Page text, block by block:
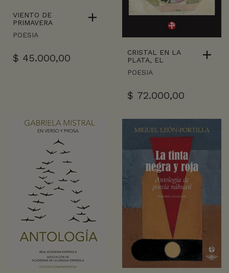
VIENTO DE
PRIMAVERA
POESIA
$ 45.000,00
CRISTAL EN LA
PLATA, EL
POESIA
$ 72.000,00